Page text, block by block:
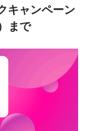
キャンペーン
まで